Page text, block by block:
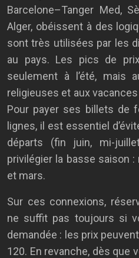
Barcelone–Tanger Med,
Alger, obéissent à des
sont très utilisées par les
au pays. Les pics de
seulement à l’été, mais
religieuses et aux
Pour payer ses billets de
lignes, il est essentiel
départs (fin juin, mi-
privilégier la basse saison
et mars.
Sur ces connexions,
ne suffit pas toujours si
demandée : les prix
120. En revanche, dès que